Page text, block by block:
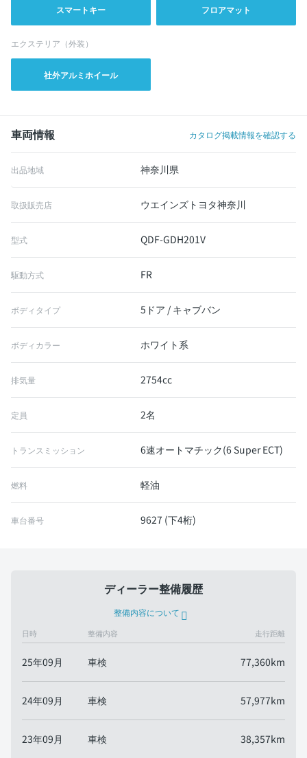
スマートキー フロアマット
エクステリア（外装）
社外アルミホイール
車両情報 カタログ掲載情報を確認する
出品地域 神奈川県
取扱販売店 ウエインズトヨタ神奈川
型式 QDF-GDH201V
駆動方式 FR
ボディタイプ 5ドア / キャブバン
ボディカラー ホワイト系
排気量 2754cc
定員 2名
トランスミッション 6速オートマチック(6 Super ECT)
燃料 軽油
車台番号 9627 (下4桁)
ディーラー整備履歴
整備内容について
日時 整備内容 走行距離
25年09月 車検 77,360km
24年09月 車検 57,977km
23年09月 車検 38,357km